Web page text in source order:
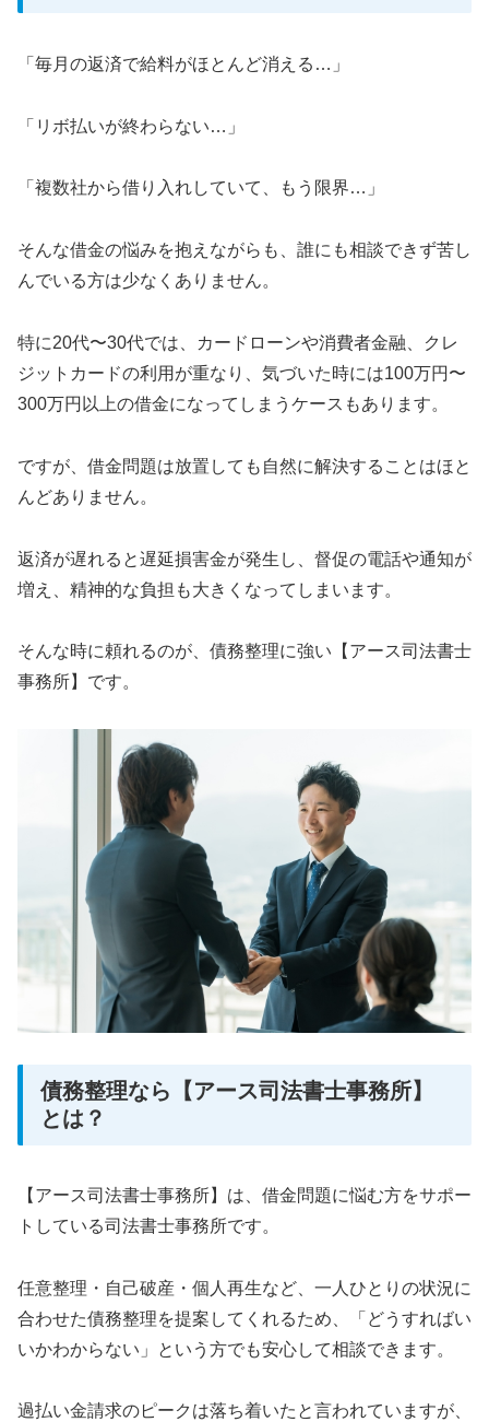
「毎月の返済で給料がほとんど消える…」
「リボ払いが終わらない…」
「複数社から借り入れしていて、もう限界…」
そんな借金の悩みを抱えながらも、誰にも相談できず苦し
んでいる方は少なくありません。
特に20代〜30代では、カードローンや消費者金融、クレ
ジットカードの利用が重なり、気づいた時には100万円〜
300万円以上の借金になってしまうケースもあります。
ですが、借金問題は放置しても自然に解決することはほと
んどありません。
返済が遅れると遅延損害金が発生し、督促の電話や通知が
増え、精神的な負担も大きくなってしまいます。
そんな時に頼れるのが、債務整理に強い【アース司法書士
事務所】です。
債務整理なら【アース司法書士事務所】
とは？
【アース司法書士事務所】は、借金問題に悩む方をサポー
トしている司法書士事務所です。
任意整理・自己破産・個人再生など、一人ひとりの状況に
合わせた債務整理を提案してくれるため、「どうすればい
いかわからない」という方でも安心して相談できます。
過払い金請求のピークは落ち着いたと言われていますが、